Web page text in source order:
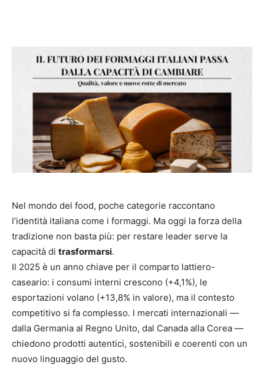
Nel mondo del food, poche categorie raccontano
l’identità italiana come i formaggi. Ma oggi la forza della
tradizione non basta più: per restare leader serve la
capacità di trasformarsi.
Il 2025 è un anno chiave per il comparto lattiero-
caseario: i consumi interni crescono (+4,1%), le
esportazioni volano (+13,8% in valore), ma il contesto
competitivo si fa complesso. I mercati internazionali —
dalla Germania al Regno Unito, dal Canada alla Corea —
chiedono prodotti autentici, sostenibili e coerenti con un
nuovo linguaggio del gusto.